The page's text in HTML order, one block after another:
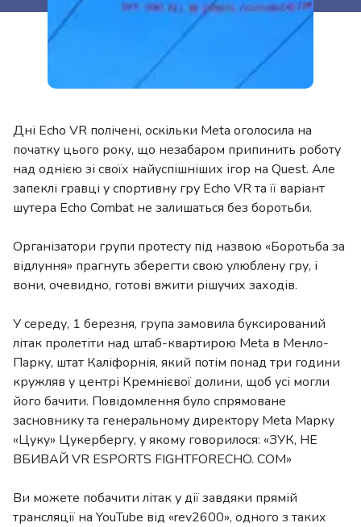
Дні Echo VR полічені, оскільки Meta оголосила на
початку цього року, що незабаром припинить роботу
над однією зі своїх найуспішніших ігор на Quest. Але
запеклі гравці у спортивну гру Echo VR та її варіант
шутера Echo Combat не залишаться без боротьби.
Організатори групи протесту під назвою «Боротьба за
відлуння» прагнуть зберегти свою улюблену гру, і
вони, очевидно, готові вжити рішучих заходів.
У середу, 1 березня, група замовила буксирований
літак пролетіти над штаб-квартирою Meta в Менло-
Парку, штат Каліфорнія, який потім понад три години
кружляв у центрі Кремнієвої долини, щоб усі могли
його бачити. Повідомлення було спрямоване
засновнику та генеральному директору Meta Марку
«Цуку» Цукербергу, у якому говорилося: «ЗУК, НЕ
ВБИВАЙ VR ESPORTS FIGHTFORECHO. COM»
Ви можете побачити літак у дії завдяки прямій
трансляції на YouTube від «rev2600», одного з таких